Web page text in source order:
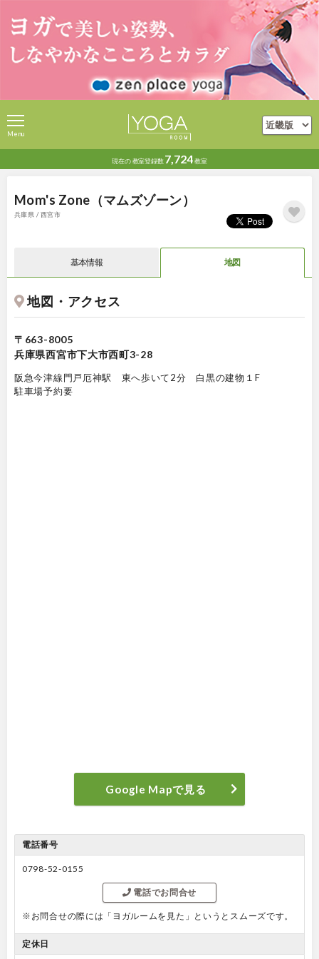
現在の教室登録数 7,724教室
Menu
Mom's Zone（マムズゾーン）
兵庫県 / 西宮市
基本情報 地図
地図・アクセス
〒663-8005
兵庫県西宮市下大市西町3-28
阪急今津線門戸厄神駅 東へ歩いて2分 白黒の建物１F
駐車場予約要
Google Mapで見る
電話番号
0798-52-0155
電話でお問合せ
※お問合せの際には「ヨガルームを見た」というとスムーズです。
定休日